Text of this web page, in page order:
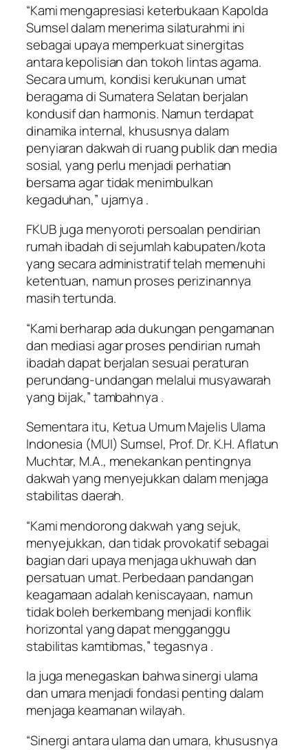
“Kami mengapresiasi keterbukaan Kapolda
Sumsel dalam menerima silaturahmi ini
sebagai upaya memperkuat sinergitas
antara kepolisian dan tokoh lintas agama.
Secara umum, kondisi kerukunan umat
beragama di Sumatera Selatan berjalan
kondusif dan harmonis. Namun terdapat
dinamika internal, khususnya dalam
penyiaran dakwah di ruang publik dan media
sosial, yang perlu menjadi perhatian
bersama agar tidak menimbulkan
kegaduhan,” ujarnya .
FKUB juga menyoroti persoalan pendirian
rumah ibadah di sejumlah kabupaten/kota
yang secara administratif telah memenuhi
ketentuan, namun proses perizinannya
masih tertunda.
“Kami berharap ada dukungan pengamanan
dan mediasi agar proses pendirian rumah
ibadah dapat berjalan sesuai peraturan
perundang-undangan melalui musyawarah
yang bijak,” tambahnya .
Sementara itu, Ketua Umum Majelis Ulama
Indonesia (MUI) Sumsel, Prof. Dr. K.H. Aflatun
Muchtar, M.A., menekankan pentingnya
dakwah yang menyejukkan dalam menjaga
stabilitas daerah.
“Kami mendorong dakwah yang sejuk,
menyejukkan, dan tidak provokatif sebagai
bagian dari upaya menjaga ukhuwah dan
persatuan umat. Perbedaan pandangan
keagamaan adalah keniscayaan, namun
tidak boleh berkembang menjadi konflik
horizontal yang dapat mengganggu
stabilitas kamtibmas,” tegasnya .
Ia juga menegaskan bahwa sinergi ulama
dan umara menjadi fondasi penting dalam
menjaga keamanan wilayah.
“Sinergi antara ulama dan umara, khususnya